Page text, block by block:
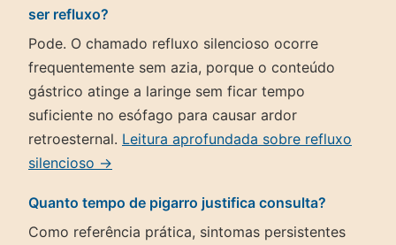
ser refluxo?
Pode. O chamado refluxo silencioso ocorre
frequentemente sem azia, porque o conteúdo
gástrico atinge a laringe sem ficar tempo
suficiente no esófago para causar ardor
retroesternal. Leitura aprofundada sobre refluxo
silencioso →
Quanto tempo de pigarro justifica consulta?
Como referência prática, sintomas persistentes